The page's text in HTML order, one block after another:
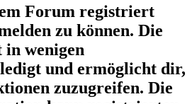
Forum registriert
zu können. Die
wenigen
und ermöglicht dir,
zuzugreifen. Die